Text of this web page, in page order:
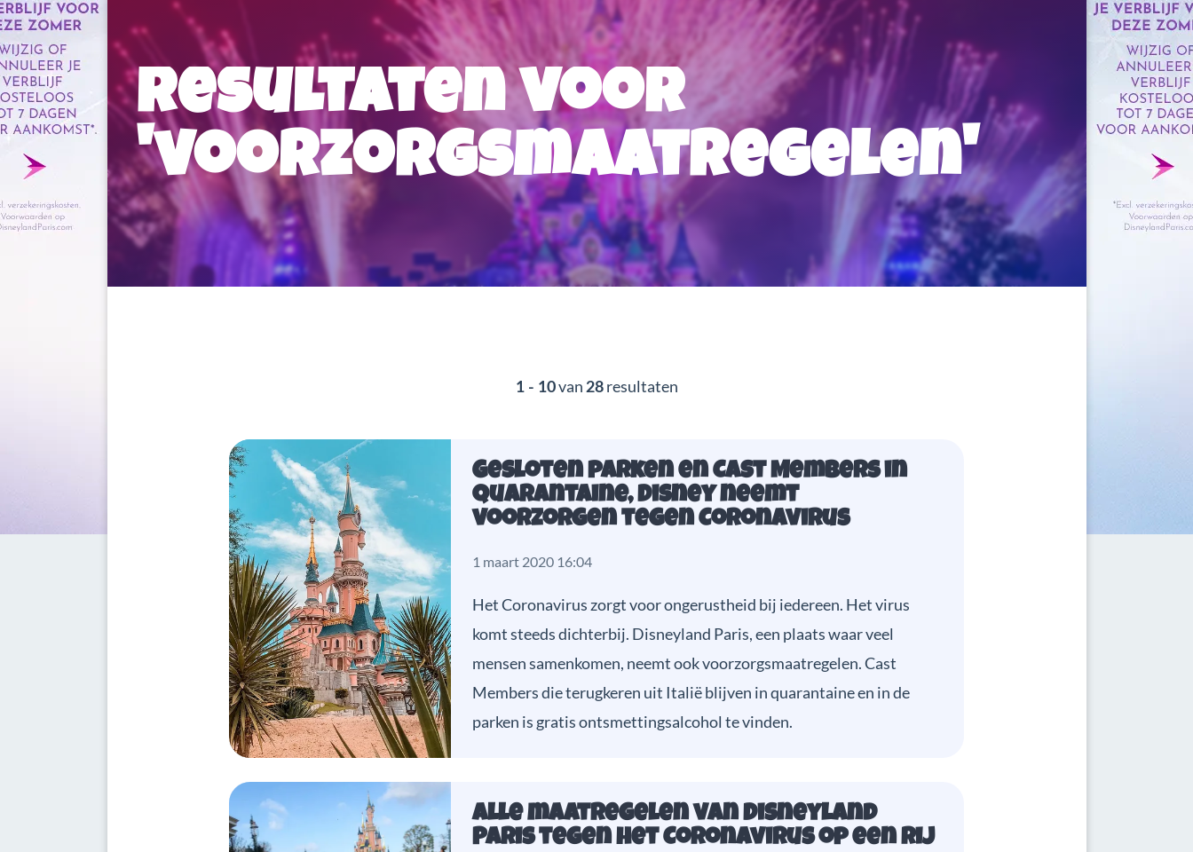
Resultaten voor
'voorzorgsmaatregelen'
1 - 10van 28resultaten
Gesloten parken en Cast Members in
quarantaine, Disney neemt
voorzorgen tegen Coronavirus
1 maart 2020 16:04
Het Coronavirus zorgt voor ongerustheid bij iedereen. Het virus
komt steeds dichterbij. Disneyland Paris, een plaats waar veel
mensen samenkomen, neemt ook voorzorgsmaatregelen. Cast
Members die terugkeren uit Italië blijven in quarantaine en in de
parken is gratis ontsmettingsalcohol te vinden.
Alle maatregelen van Disneyland
Paris tegen het Coronavirus op een rij